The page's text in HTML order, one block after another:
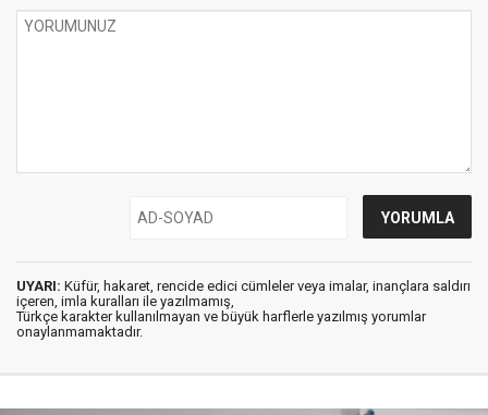
UYARI: Küfür, hakaret, rencide edici cümleler veya imalar, inançlara saldırı
içeren, imla kuralları ile yazılmamış,
Türkçe karakter kullanılmayan ve büyük harflerle yazılmış yorumlar
onaylanmamaktadır.